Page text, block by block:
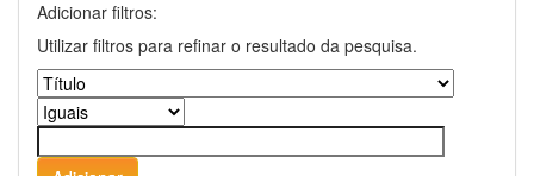
Adicionar filtros:
Utilizar filtros para refinar o resultado da pesquisa.